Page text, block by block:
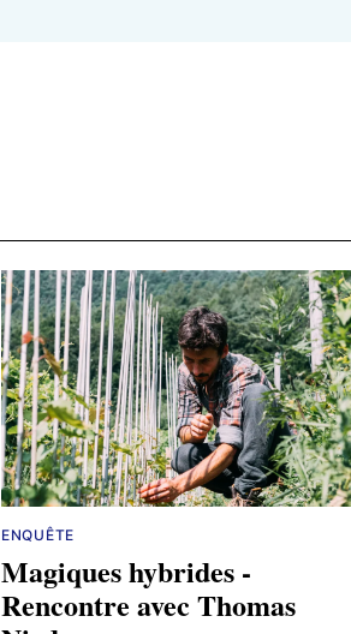
ENQUÊTE
Magiques hybrides -
Rencontre avec Thomas